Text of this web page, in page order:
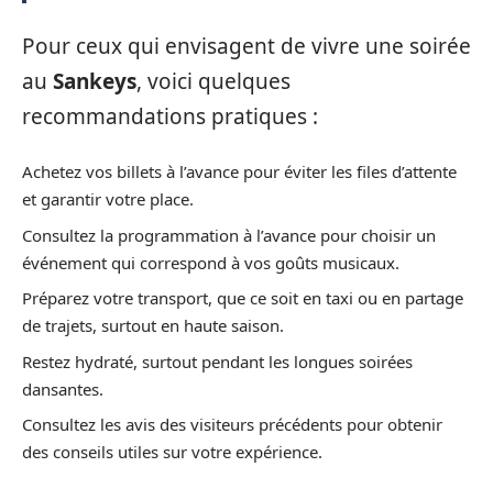
Pour ceux qui envisagent de vivre une soirée
au Sankeys, voici quelques
recommandations pratiques :
Achetez vos billets à l’avance pour éviter les files d’attente
et garantir votre place.
Consultez la programmation à l’avance pour choisir un
événement qui correspond à vos goûts musicaux.
Préparez votre transport, que ce soit en taxi ou en partage
de trajets, surtout en haute saison.
Restez hydraté, surtout pendant les longues soirées
dansantes.
Consultez les avis des visiteurs précédents pour obtenir
des conseils utiles sur votre expérience.